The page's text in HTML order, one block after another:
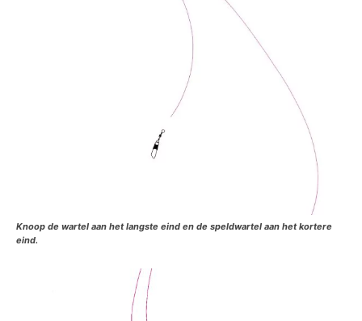
Knoop de wartel aan het langste eind en de speldwartel aan het kortere
eind.